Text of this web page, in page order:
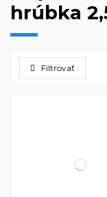
hrúbka
Filtrovať